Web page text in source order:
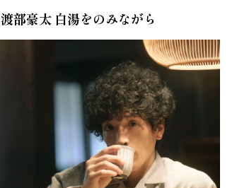
渡部豪太 白湯をのみながら